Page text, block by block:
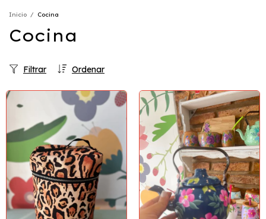
Inicio / Cocina
Cocina
Ordenar
Filtrar